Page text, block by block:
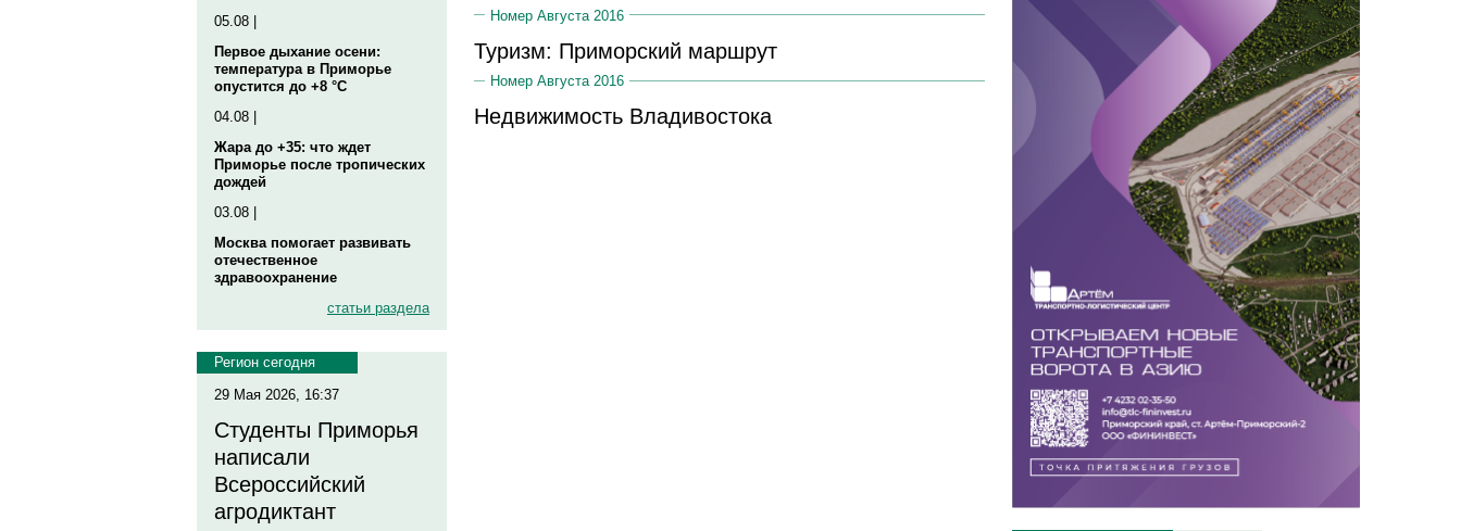
05.08 |
Первое дыхание осени:
температура в Приморье
опустится до +8 °C
04.08 |
Жара до +35: что ждет
Приморье после тропических
дождей
03.08 |
Москва помогает развивать
отечественное
здравоохранение
статьи раздела
Регион сегодня
29 Мая 2026, 16:37
Студенты Приморья
написали
Всероссийский
агродиктант
Номер Августа 2016
Туризм: Приморский маршрут
Номер Августа 2016
Недвижимость Владивостока